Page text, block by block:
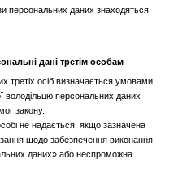
персональних даних знаходяться
дані третім особам
третіх осіб визначається умовами
володільцю персональних даних
закону.
не надається, якщо зазначена
щодо забезпечення виконання
даних» або неспроможна